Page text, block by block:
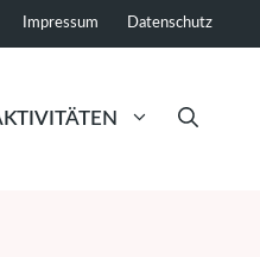
Impressum Datenschutz